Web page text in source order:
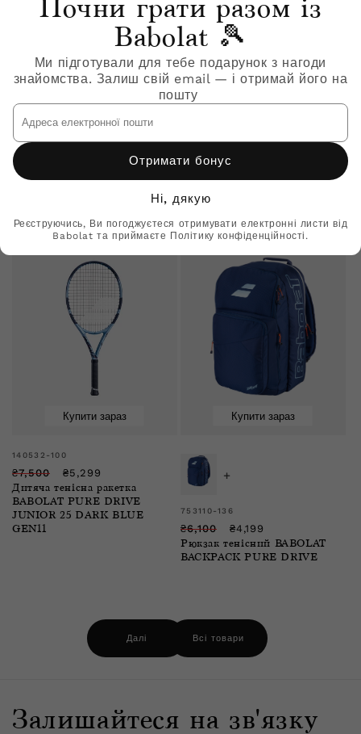
Купити зараз
Розпродаж
Продавець:
140516-100
Звичайна
ціна
₴4,700
Дитяча тенісна ракетка
BABOLAT DRIVE JUNIOR 25
Купити зараз
Розпродаж
+
ціна
знижкою
Тенісне худі BABOLAT DRIVE
HOOD SWEAT
Купити зараз
Розпродаж
Продавець:
140532-100
Звичайна
ціна
₴7,500
Ціна
зі
знижкою
₴5,299
Дитяча тенісна ракетка
BABOLAT PURE DRIVE
JUNIOR 25 DARK BLUE
GEN11
Купити зараз
Розпродаж
+
Продавець:
753110-136
Звичайна
ціна
₴6,100
Ціна
зі
₴4,199
Рюкзак тенісний BABOLAT
BACKPACK PURE DRIVE
Далі Всі товари
Залишайтеся на зв'язку
Почни грати разом із
Babolat 🎾
Ми підготували для тебе подарунок з нагоди
знайомства. Залиш свій email — і отримай його на
пошту
Адреса
електронної
пошти
Отримати бонус
Ні, дякую
Реєструючись, Ви погоджуєтеся отримувати електронні листи від
Babolat та приймаєте Політику конфіденційності.